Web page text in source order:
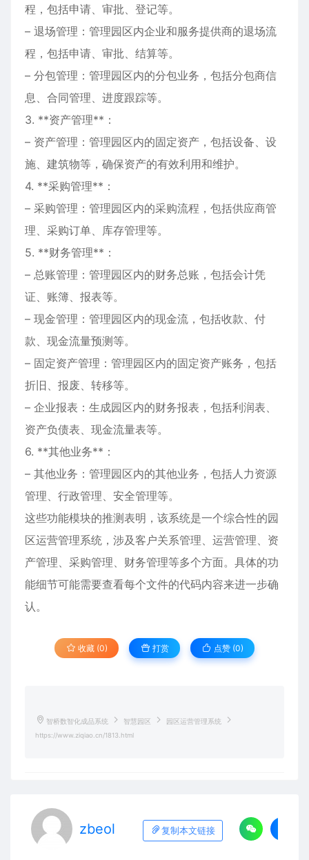
程，包括申请、审批、登记等。
– 退场管理：管理园区内企业和服务提供商的退场流
程，包括申请、审批、结算等。
– 分包管理：管理园区内的分包业务，包括分包商信
息、合同管理、进度跟踪等。
3. **资产管理**：
– 资产管理：管理园区内的固定资产，包括设备、设
施、建筑物等，确保资产的有效利用和维护。
4. **采购管理**：
– 采购管理：管理园区内的采购流程，包括供应商管
理、采购订单、库存管理等。
5. **财务管理**：
– 总账管理：管理园区内的财务总账，包括会计凭
证、账簿、报表等。
– 现金管理：管理园区内的现金流，包括收款、付
款、现金流量预测等。
– 固定资产管理：管理园区内的固定资产账务，包括
折旧、报废、转移等。
– 企业报表：生成园区内的财务报表，包括利润表、
资产负债表、现金流量表等。
6. **其他业务**：
– 其他业务：管理园区内的其他业务，包括人力资源
管理、行政管理、安全管理等。
这些功能模块的推测表明，该系统是一个综合性的园
区运营管理系统，涉及客户关系管理、运营管理、资
产管理、采购管理、财务管理等多个方面。具体的功
能细节可能需要查看每个文件的代码内容来进一步确
认。
收藏 (0) 打赏 点赞 (0)
智桥数智化成品系统 智慧园区
园区运营管理系统
https://www.ziqiao.cn/1813.html
zbeol 复制本文链接